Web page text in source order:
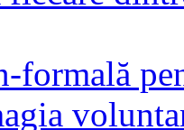
formală